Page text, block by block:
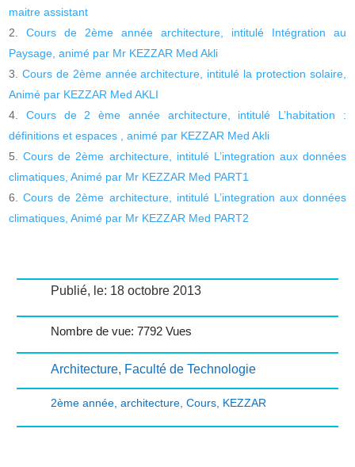
maitre assistant
Cours de 2ème année architecture, intitulé Intégration au
Paysage, animé par Mr KEZZAR Med Akli
Cours de 2ème année architecture, intitulé la protection solaire,
Animé par KEZZAR Med AKLI
Cours de 2 ème année architecture, intitulé L’habitation :
définitions et espaces , animé par KEZZAR Med Akli
Cours de 2ème architecture, intitulé L’integration aux données
climatiques, Animé par Mr KEZZAR Med PART1
Cours de 2ème architecture, intitulé L’integration aux données
climatiques, Animé par Mr KEZZAR Med PART2
Publié, le: 18 octobre 2013
Nombre de vue: 7792 Vues
Architecture, Faculté de Technologie
2ème année, architecture, Cours, KEZZAR